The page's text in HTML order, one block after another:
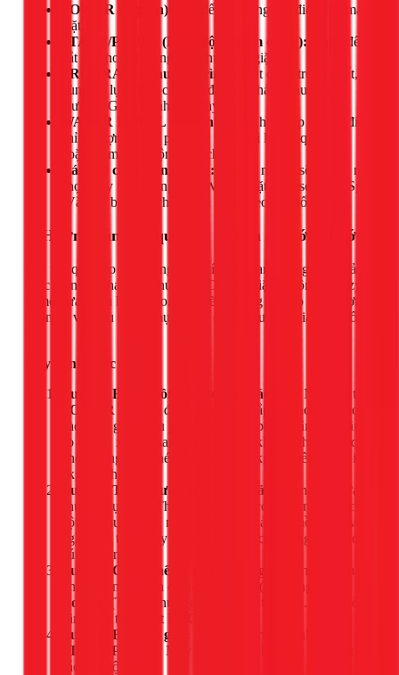
POWER (Nguồn):
Nút để bật/tắt nguồn điện của máy
giặt.
START/PAUSE (Khởi động/Tạm dừng): Dùng để
bắt đầu hoặc tạm ngưng chu trình giặt.
PROGRAM (Chương trình):
Nút quan trọng nhất,
dùng để lựa chọn các chế độ giặt khác nhau (Giặt
thường, Giặt nhanh, Đồ dày...).
WATER LEVEL (Mực nước):
Cho phép bạn tự điều
chỉnh lượng nước phù hợp với khối lượng quần áo,
hoặc để máy tự động cân chỉnh.
Các nút chức năng riêng: Một số model sẽ có các nút
chọn quy trình riêng như Wash (Giặt), Rinse (Xả), Spin
(Vắt) để bạn tùy chỉnh chu trình theo ý muốn.
2. Hướng dẫn giặt quần áo cơ bản chỉ với 4 bước
Đối với quần áo mặc hàng ngày, ít bẩn, bạn không cần phải
thực hiện các thao tác phức tạp. Chế độ giặt tự động (Fuzzy)
là một lựa chọn hoàn hảo. Máy sẽ tự động cân đo khối lượng
quần áo và điều chỉnh mực nước cũng như thời gian giặt tối
Quy trình thực hiện:
Bước 1: Bật nguồn và cho quần áo vào:
Nhấn nút
POWER để khởi động máy. Mở nắp và cho quần áo
vào lồng giặt. Lưu ý quan trọng là phải phân bổ quần
áo đều ra xung quanh lồng giặt và không nhồi nhét quá
khối lượng cho phép (ví dụ: máy 7kg chỉ nên giặt tối đa
7kg đồ khô).
Bước 2: Thêm nước giặt, nước xả:
Kéo ngăn chứa
chuyên dụng ra. Thông thường sẽ có 3 ngăn: ngăn cho
bột giặt/nước giặt, ngăn cho nước xả làm mềm vải, và
ngăn cho thuốc tẩy (nếu cần). Hãy cho đúng loại vào
đúng ngăn.
Bước 3: Chọn chế độ giặt tự động:
Hầu hết các máy
Sharp sẽ mặc định ở chế độ
(Tự động) hoặc
Normal
(Thông thường) sau khi bật nguồn. Bạn không
cần nhấn thêm nút
Bước 4: Bắt đầu giặt:
Đóng nắp máy và nhấn nút
START/PAUSE
. Máy sẽ bắt đầu chu trình giặt một
cách tự động.